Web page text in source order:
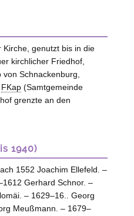
genutzt bis in die
kirchlicher Friedhof,
Schnackenburg,
FKap(Samtgemeinde
grenzte an den
1940)
1552 Joachim Ellefeld. –
Gerhard Schnor. –
– 1629–16.. Georg
Meußmann. – 1679–